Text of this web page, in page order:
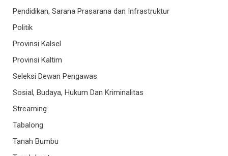
Pendidikan, Sarana Prasarana dan Infrastruktur
Politik
Provinsi Kalsel
Provinsi Kaltim
Seleksi Dewan Pengawas
Sosial, Budaya, Hukum Dan Kriminalitas
Streaming
Tabalong
Tanah Bumbu